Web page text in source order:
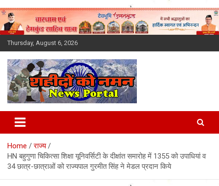
Skip
to
content
Thursday, August 6, 2026
Latest News Today, Breaking
News, Uttarakhand News in
Hindi
Home
राज्य
HN बहुगुणा चिकित्सा शिक्षा यूनिवर्सिटी के दीक्षांत समारोह में 1355 को उपाधियां व
34 छात्र-छात्राओं को राज्यपाल गुरमीत सिंह ने मेडल प्रदान किये